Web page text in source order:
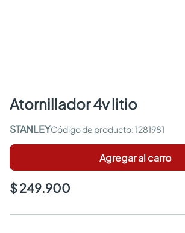
atornillador 4v litio
STANLEY :1281981
Agregar al carro
$ 249.900